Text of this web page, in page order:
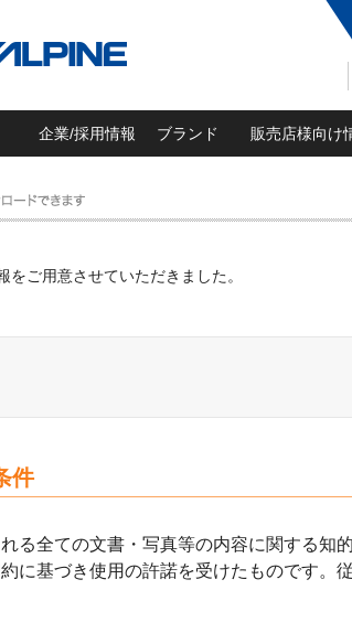
企業/採用情報 ブランド 販売店様向け
ご用意させていただきました。
件
る全ての文書・写真等の内容に関する知
に基づき使用の許諾を受けたものです。